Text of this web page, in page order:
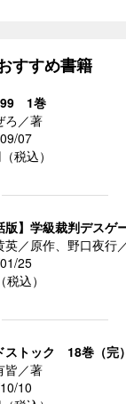
すすめ書籍
1巻
ろ／著
07
税込）
版】学級裁判デス
英／原作、野口夜行
25
込）
ストック 18巻（完）
皆／著
10